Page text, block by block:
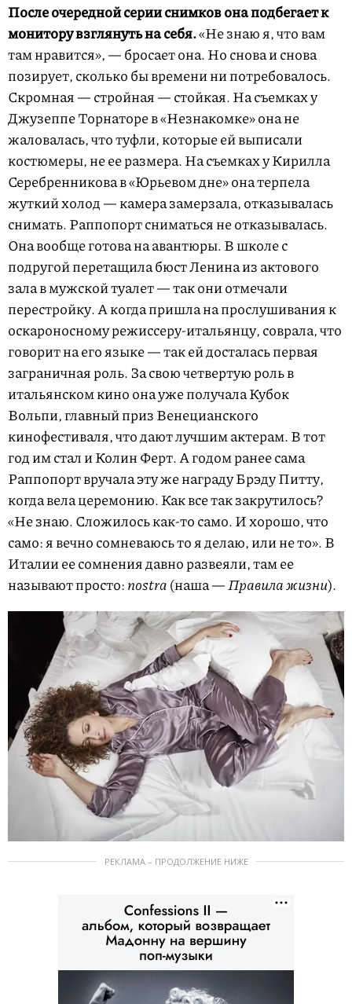
После очередной серии снимков она подбегает к
монитору взглянуть на себя.«Не знаю я, что вам
там нравится», — бросает она. Но снова и снова
позирует, сколько бы времени ни потребовалось.
Скромная — стройная — стойкая. На съемках у
Джузеппе Торнаторе в «Незнакомке» она не
жаловалась, что туфли, которые ей выписали
костюмеры, не ее размера. На съемках у Кирилла
Серебренникова в «Юрьевом дне» она терпела
жуткий холод — камера замерзала, отказывалась
снимать. Раппопорт сниматься не отказывалась.
Она вообще готова на авантюры. В школе с
подругой перетащила бюст Ленина из актового
зала в мужской туалет — так они отмечали
перестройку. А когда пришла на прослушивания к
оскароносному режиссеру-итальянцу, соврала, что
говорит на его языке — так ей досталась первая
заграничная роль. За свою четвертую роль в
итальянском кино она уже получала Кубок
Вольпи, главный приз Венецианского
кинофестиваля, что дают лучшим актерам. В тот
год им стал и Колин Ферт. А годом ранее сама
Раппопорт вручала эту же награду Брэду Питту,
когда вела церемонию. Как все так закрутилось?
«Не знаю. Сложилось как-то само. И хорошо, что
само: я вечно сомневаюсь то я делаю, или не то». В
Италии ее сомнения давно развеяли, там ее
называют просто:nostra(наша —Правила жизни).
РЕКЛАМА – ПРОДОЛЖЕНИЕ НИЖЕ